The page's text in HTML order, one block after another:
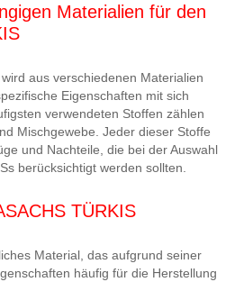
Materialien für den
aus verschiedenen Materialien
Eigenschaften mit sich
verwendeten Stoffen zählen
Mischgewebe. Jeder dieser Stoffe
und Nachteile, die bei der Auswahl
berücksichtigt werden sollten.
TÜRKIS
Material, das aufgrund seiner
häufig für die Herstellung